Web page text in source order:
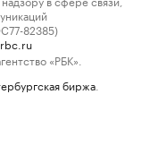
82385)
«РБК».
биржа